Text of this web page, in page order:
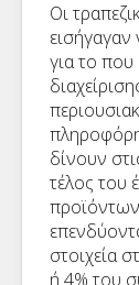
Οι
για το
δίνουν
τέλος του
στοιχεία
ή 4% του